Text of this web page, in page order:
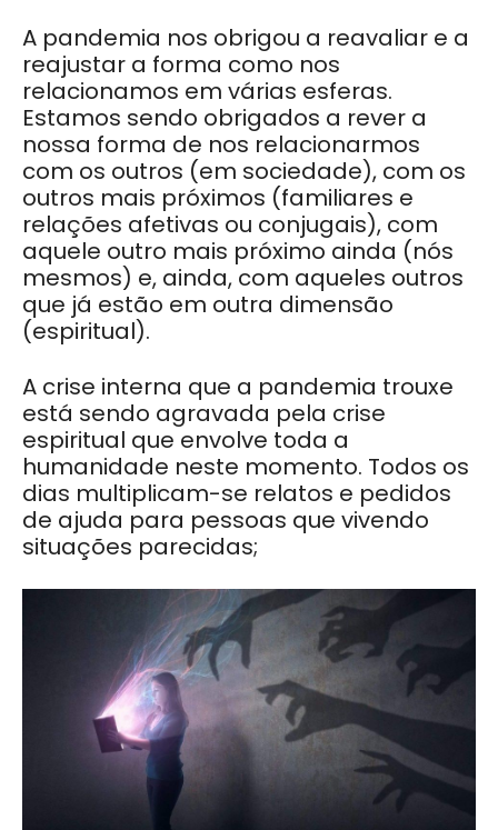
A pandemia nos obrigou a reavaliar e a
reajustar a forma como nos
relacionamos em várias esferas.
Estamos sendo obrigados a rever a
nossa forma de nos relacionarmos
com os outros (em sociedade), com os
outros mais próximos (familiares e
relações afetivas ou conjugais), com
aquele outro mais próximo ainda (nós
mesmos) e, ainda, com aqueles outros
que já estão em outra dimensão
(espiritual).
A crise interna que a pandemia trouxe
está sendo agravada pela crise
espiritual que envolve toda a
humanidade neste momento. Todos os
dias multiplicam-se relatos e pedidos
de ajuda para pessoas que vivendo
situações parecidas;